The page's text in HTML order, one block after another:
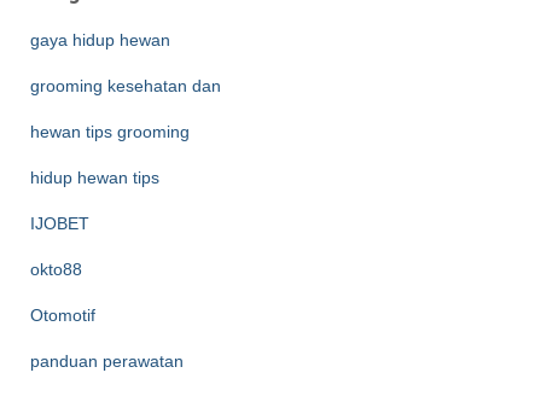
gaya hidup hewan
grooming kesehatan dan
hewan tips grooming
hidup hewan tips
IJOBET
okto88
Otomotif
panduan perawatan